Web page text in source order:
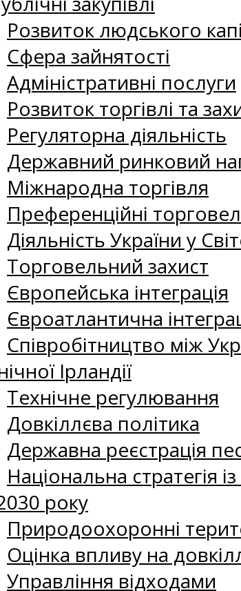
Розвиток людського
Сфера зайнятості
Адміністративні послуги
Розвиток торгівлі та
Регуляторна діяльність
Державний ринковий
Міжнародна торгівля
Преференційні
Діяльність України у
Торговельний захист
Європейська інтеграція
Євроатлантична
Співробітництво між
Ірландії
Технічне регулювання
Довкіллєва політика
Державна реєстрація
Національна стратегія
року
Природоохоронні
Оцінка впливу на
Управління відходами